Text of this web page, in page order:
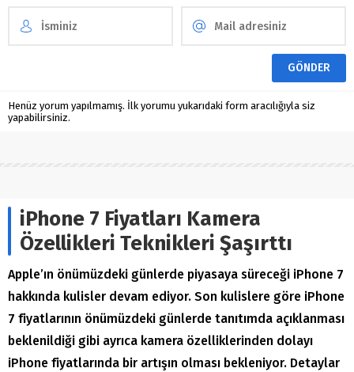
Henüz yorum yapılmamış. İlk yorumu yukarıdaki form aracılığıyla siz
yapabilirsiniz.
iPhone 7 Fiyatları Kamera
Özellikleri Teknikleri Şaşırttı
Apple’ın önümüzdeki günlerde piyasaya süreceği iPhone 7
hakkında kulisler devam ediyor. Son kulislere göre iPhone
7 fiyatlarının önümüzdeki günlerde tanıtımda açıklanması
beklenildiği gibi ayrıca kamera özelliklerinden dolayı
iPhone fiyatlarında bir artışın olması bekleniyor. Detaylar